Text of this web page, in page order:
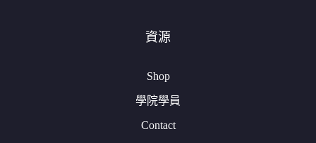
資源
Shop
學院學員
Contact